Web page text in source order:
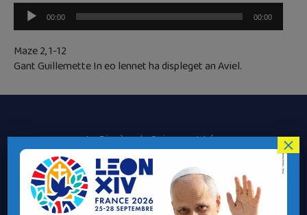
Lecteur
audio
00:00 00:00
Maze 2, 1-12
Gant Guillemette In eo lennet ha displeget an Aviel.
Le Diocèse de Quimper et Léon
Contacter le Diocèse
Contacter ma Paroisse
Contacter un service
×